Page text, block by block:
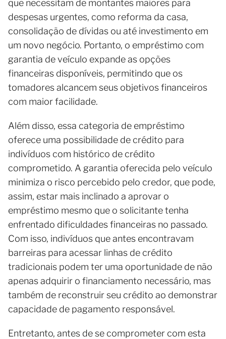
que necessitam de montantes maiores para
despesas urgentes, como reforma da casa,
consolidação de dívidas ou até investimento em
um novo negócio. Portanto, o empréstimo com
garantia de veículo expande as opções
financeiras disponíveis, permitindo que os
tomadores alcancem seus objetivos financeiros
com maior facilidade.
Além disso, essa categoria de empréstimo
oferece uma possibilidade de crédito para
indivíduos com histórico de crédito
comprometido. A garantia oferecida pelo veículo
minimiza o risco percebido pelo credor, que pode,
assim, estar mais inclinado a aprovar o
empréstimo mesmo que o solicitante tenha
enfrentado dificuldades financeiras no passado.
Com isso, indivíduos que antes encontravam
barreiras para acessar linhas de crédito
tradicionais podem ter uma oportunidade de não
apenas adquirir o financiamento necessário, mas
também de reconstruir seu crédito ao demonstrar
capacidade de pagamento responsável.
Entretanto, antes de se comprometer com esta